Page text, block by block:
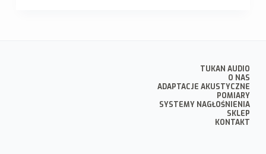
TUKAN AUDIO
O NAS
ADAPTACJE AKUSTYCZNE
POMIARY
SYSTEMY NAGŁOŚNIENIA
SKLEP
KONTAKT